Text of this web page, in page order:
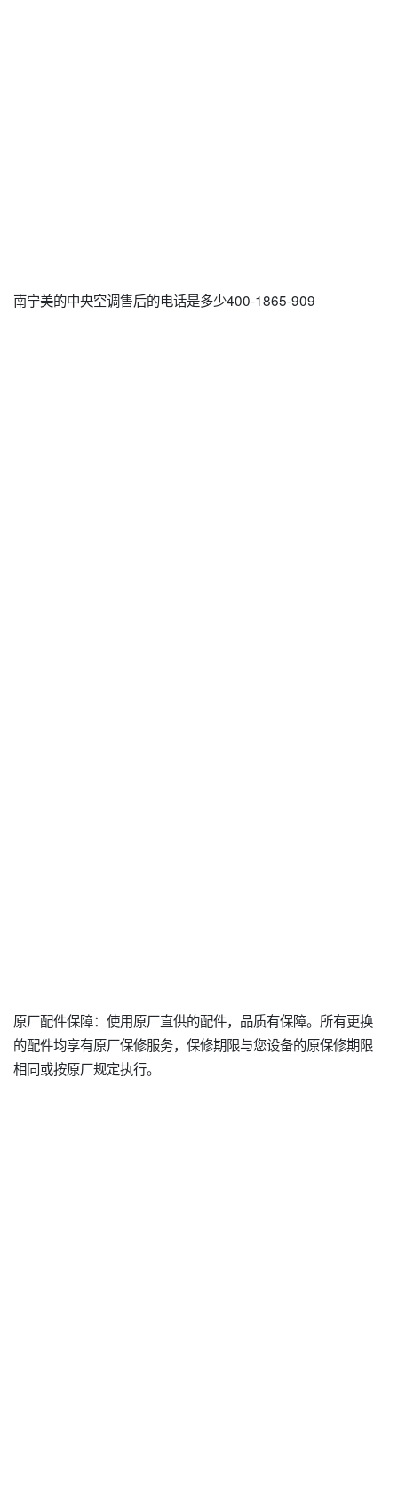
南宁美的中央空调售后的电话是多少400-1865-909
原厂配件保障：使用原厂直供的配件，品质有保障。所有更换
的配件均享有原厂保修服务，保修期限与您设备的原保修期限
相同或按原厂规定执行。